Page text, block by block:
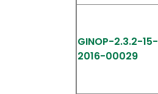
GINOP-2.3.2-15-
2016-00029